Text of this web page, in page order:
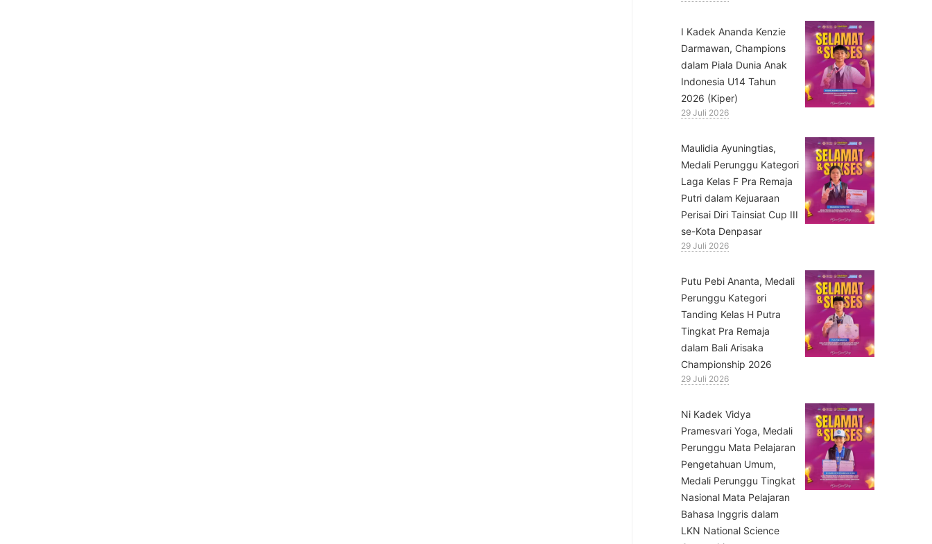
⁠I Kadek Ananda Kenzie
Darmawan, Champions
dalam Piala Dunia Anak
Indonesia U14 Tahun
2026 (Kiper)
29 Juli 2026
⁠Maulidia Ayuningtias,
Medali Perunggu Kategori
Laga Kelas F Pra Remaja
Putri dalam Kejuaraan
Perisai Diri Tainsiat Cup III
se-Kota Denpasar
29 Juli 2026
Putu Pebi Ananta, Medali
Perunggu Kategori
Tanding Kelas H Putra
Tingkat Pra Remaja
dalam Bali Arisaka
Championship 2026
29 Juli 2026
⁠Ni Kadek Vidya
Pramesvari Yoga, Medali
Perunggu Mata Pelajaran
Pengetahuan Umum,
Medali Perunggu Tingkat
Nasional Mata Pelajaran
Bahasa Inggris dalam
LKN National Science